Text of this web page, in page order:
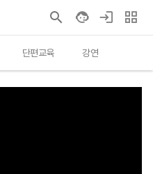
단편교육 강연